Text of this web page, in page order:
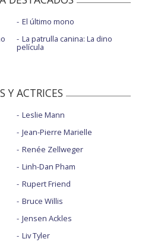
El último mono
La patrulla canina: La dino
película
Y ACTRICES
Leslie Mann
Jean-Pierre Marielle
Renée Zellweger
Linh-Dan Pham
Rupert Friend
Bruce Willis
Jensen Ackles
Liv Tyler